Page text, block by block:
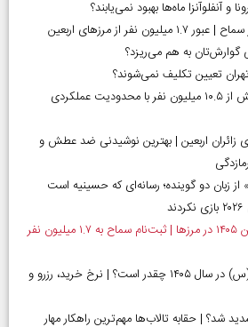
و آنفلوآنزا ماه‌ها بهبود نمی‌یابند؟
گوارش‌تان به هم می‌ریزد؟
تعیین تکلیف نمی‌شوند؟
آمار معلولیت در ایران | بیش از ۱۰.۵ میلیون نفر با محدودیت عملکردی
اربعین | بهترین نوشیدنی ضد عطش و
از زبان دو گوینده؛ رسانه‌ای که حسینیه است
آغاز رسمی برنامه‌های اربعین ۱۴۰۵ در مرز‌ها | ثبت‌نام سماح به ۱.۷ میلیون نفر
قیمت قبر در بهشت زهرا (س) در سال ۱۴۰۵ چقدر است؟ | نرخ خرید، رزرو و
شد؟ | حقابه تالاب‌ها مهم‌ترین راهکار مهار